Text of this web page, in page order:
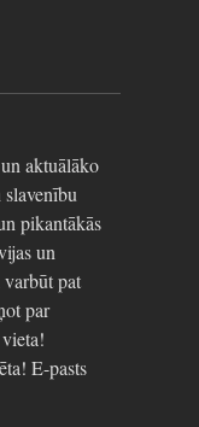
aktuālāko
pikantākās
un
pat
par
E-pasts